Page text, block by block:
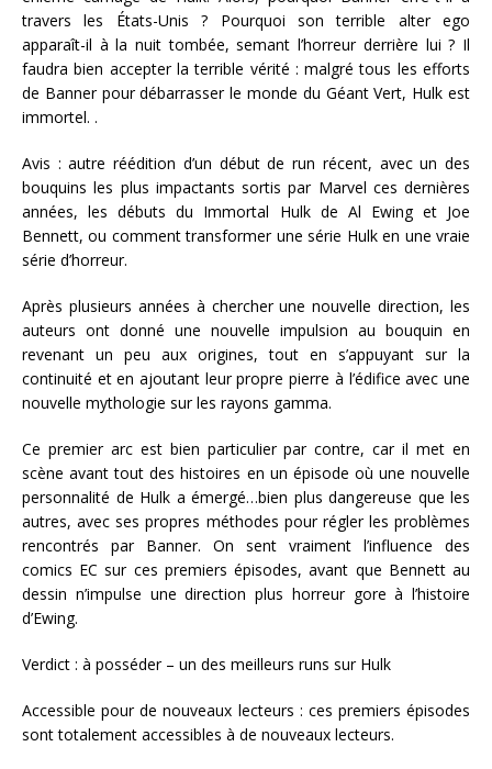
travers les États-Unis ? Pourquoi son terrible alter ego
apparaît-il à la nuit tombée, semant l’horreur derrière lui ? Il
faudra bien accepter la terrible vérité : malgré tous les efforts
de Banner pour débarrasser le monde du Géant Vert, Hulk est
immortel. .
Avis : autre réédition d’un début de run récent, avec un des
bouquins les plus impactants sortis par Marvel ces dernières
années, les débuts du Immortal Hulk de Al Ewing et Joe
Bennett, ou comment transformer une série Hulk en une vraie
série d’horreur.
Après plusieurs années à chercher une nouvelle direction, les
auteurs ont donné une nouvelle impulsion au bouquin en
revenant un peu aux origines, tout en s’appuyant sur la
continuité et en ajoutant leur propre pierre à l’édifice avec une
nouvelle mythologie sur les rayons gamma.
Ce premier arc est bien particulier par contre, car il met en
scène avant tout des histoires en un épisode où une nouvelle
personnalité de Hulk a émergé…bien plus dangereuse que les
autres, avec ses propres méthodes pour régler les problèmes
rencontrés par Banner. On sent vraiment l’influence des
comics EC sur ces premiers épisodes, avant que Bennett au
dessin n’impulse une direction plus horreur gore à l’histoire
d’Ewing.
Verdict : à posséder – un des meilleurs runs sur Hulk
Accessible pour de nouveaux lecteurs : ces premiers épisodes
sont totalement accessibles à de nouveaux lecteurs.